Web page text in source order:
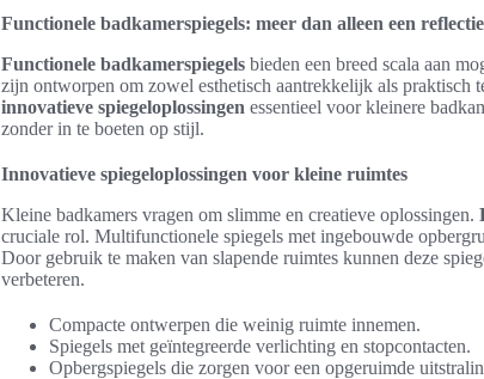
Functionele badkamerspiegels: meer dan alleen een reflectie
Functionele badkamerspiegels bieden een breed scala aan
zijn ontworpen om zowel esthetisch aantrekkelijk als praktisch
innovatieve spiegeloplossingen essentieel voor kleinere
zonder in te boeten op stijl.
Innovatieve spiegeloplossingen voor kleine ruimtes
Kleine badkamers vragen om slimme en creatieve oplossingen.
cruciale rol. Multifunctionele spiegels met ingebouwde
Door gebruik te maken van slapende ruimtes kunnen deze
verbeteren.
Compacte ontwerpen die weinig ruimte innemen.
Spiegels met geïntegreerde verlichting en stopcontacten.
Opbergspiegels die zorgen voor een opgeruimde